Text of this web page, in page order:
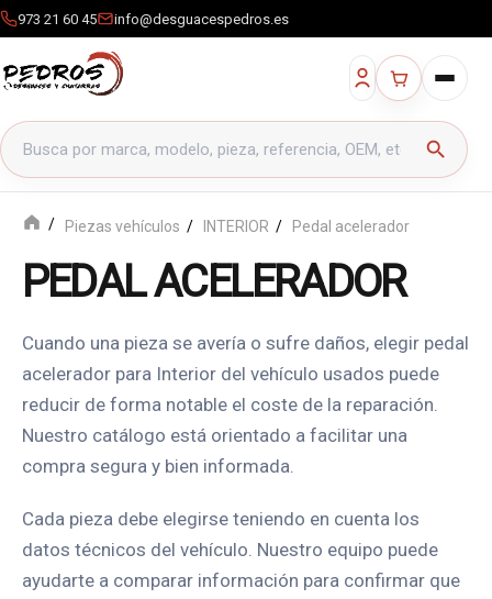
973 21 60 45 info@desguacespedros.es
Buscar productos
search
Piezas vehículos INTERIOR Pedal acelerador
PEDAL ACELERADOR
Cuando una pieza se avería o sufre daños, elegir pedal
acelerador para Interior del vehículo usados puede
reducir de forma notable el coste de la reparación.
Nuestro catálogo está orientado a facilitar una
compra segura y bien informada.
Cada pieza debe elegirse teniendo en cuenta los
datos técnicos del vehículo. Nuestro equipo puede
ayudarte a comparar información para confirmar que